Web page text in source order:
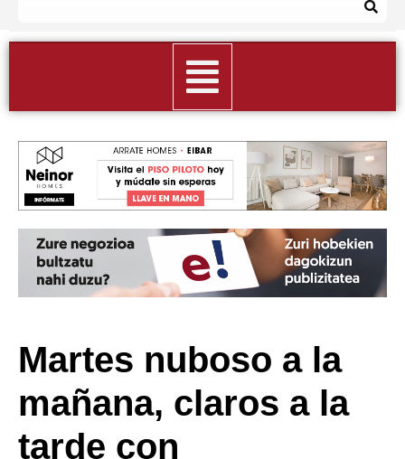
Martes nuboso a la
mañana, claros a la
tarde con